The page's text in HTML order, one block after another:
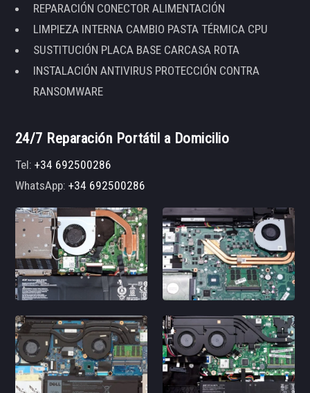
REPARACIÓN CONECTOR ALIMENTACIÓN
LIMPIEZA INTERNA CAMBIO PASTA TÉRMICA CPU
SUSTITUCIÓN PLACA BASE CARCASA ROTA
INSTALACIÓN ANTIVIRUS PROTECCIÓN CONTRA
RANSOMWARE
24/7 Reparación Portátil a Domicilio
Tel:+34 692500286
WhatsApp:+34 692500286